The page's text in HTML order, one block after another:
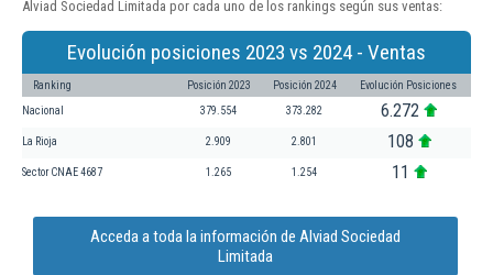
Alviad Sociedad Limitada por cada uno de los rankings según sus ventas:
Evolución posiciones 2023 vs 2024 - Ventas
Ranking Posición 2023 Posición 2024 Evolución Posiciones
Nacional 379.554 373.282 6.272
La Rioja 2.909 2.801 108
Sector CNAE 4687 1.265 1.254 11
Acceda a toda la información de Alviad Sociedad
Limitada